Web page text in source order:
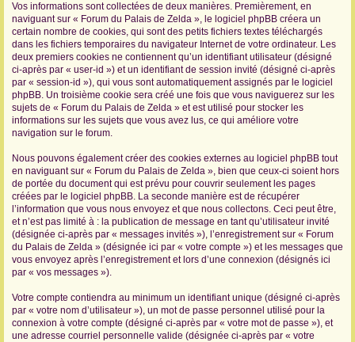
Vos informations sont collectées de deux manières. Premièrement, en
naviguant sur « Forum du Palais de Zelda », le logiciel phpBB créera un
certain nombre de cookies, qui sont des petits fichiers textes téléchargés
dans les fichiers temporaires du navigateur Internet de votre ordinateur. Les
deux premiers cookies ne contiennent qu’un identifiant utilisateur (désigné
ci-après par « user-id ») et un identifiant de session invité (désigné ci-après
par « session-id »), qui vous sont automatiquement assignés par le logiciel
phpBB. Un troisième cookie sera créé une fois que vous naviguerez sur les
sujets de « Forum du Palais de Zelda » et est utilisé pour stocker les
informations sur les sujets que vous avez lus, ce qui améliore votre
navigation sur le forum.
Nous pouvons également créer des cookies externes au logiciel phpBB tout
en naviguant sur « Forum du Palais de Zelda », bien que ceux-ci soient hors
de portée du document qui est prévu pour couvrir seulement les pages
créées par le logiciel phpBB. La seconde manière est de récupérer
l’information que vous nous envoyez et que nous collectons. Ceci peut être,
et n’est pas limité à : la publication de message en tant qu’utilisateur invité
(désignée ci-après par « messages invités »), l’enregistrement sur « Forum
du Palais de Zelda » (désignée ici par « votre compte ») et les messages que
vous envoyez après l’enregistrement et lors d’une connexion (désignés ici
par « vos messages »).
Votre compte contiendra au minimum un identifiant unique (désigné ci-après
par « votre nom d’utilisateur »), un mot de passe personnel utilisé pour la
connexion à votre compte (désigné ci-après par « votre mot de passe »), et
une adresse courriel personnelle valide (désignée ci-après par « votre